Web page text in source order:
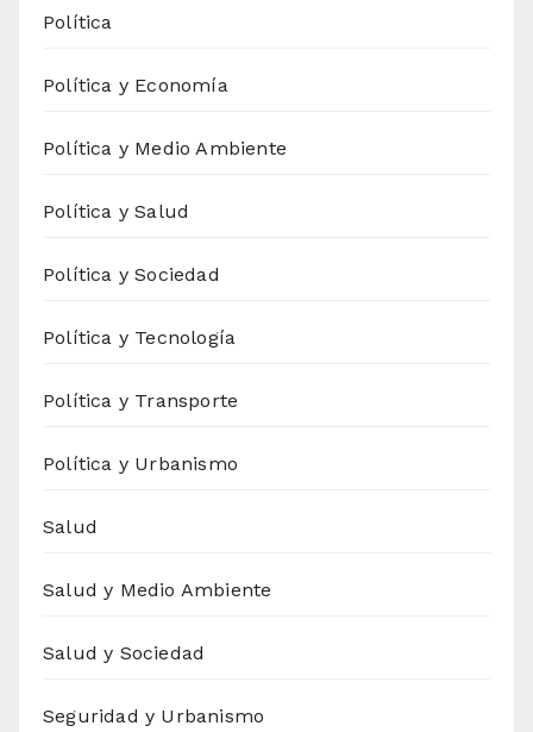
Política
Política y Economía
Política y Medio Ambiente
Política y Salud
Política y Sociedad
Política y Tecnología
Política y Transporte
Política y Urbanismo
Salud
Salud y Medio Ambiente
Salud y Sociedad
Seguridad y Urbanismo